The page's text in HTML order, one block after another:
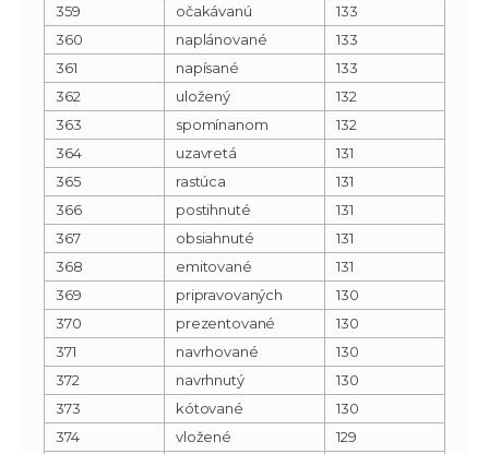
359
očakávanú
133
360
naplánované
133
361
napísané
133
362
uložený
132
363
spomínanom
132
364
uzavretá
131
365
rastúca
131
366
postihnuté
131
367
obsiahnuté
131
368
emitované
131
369
pripravovaných
130
370
prezentované
130
371
navrhované
130
372
navrhnutý
130
373
kótované
130
374
vložené
129